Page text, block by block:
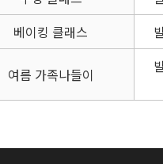
베이킹 클래스
여름 가족나들이